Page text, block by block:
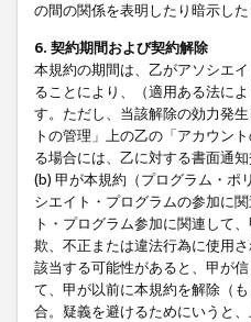
の間の関係を表明したり暗示した
6. 契約期間および契約解除
本規約の期間は、乙がアソシエ
ることにより、（適用ある法に
す。ただし、当該解除の効力発
トの管理」上の乙の「アカウン
る場合には、乙に対する書面通
(b) 甲が本規約（プログラム・ポ
シエイト・プログラムの参加に
ト・プログラム参加に関連して
欺、不正または違法行為に使用
該当する可能性があると、甲が
て、甲が以前に本規約を解除（
合。疑義を避けるためにいうと